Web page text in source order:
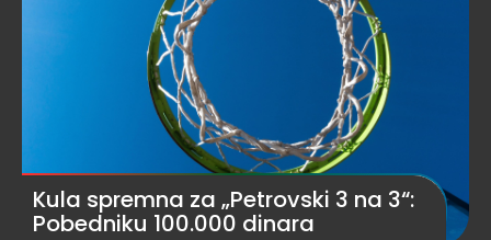
Kula spremna za „Petrovski 3 na 3“:
Pobedniku 100.000 dinara